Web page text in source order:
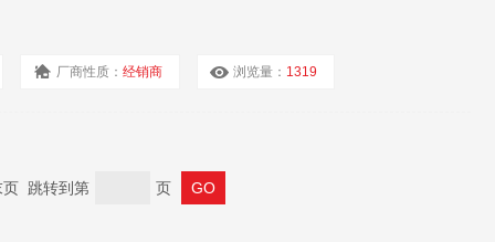
厂商性质：经销商 浏览量： 1319
跳转到第 页